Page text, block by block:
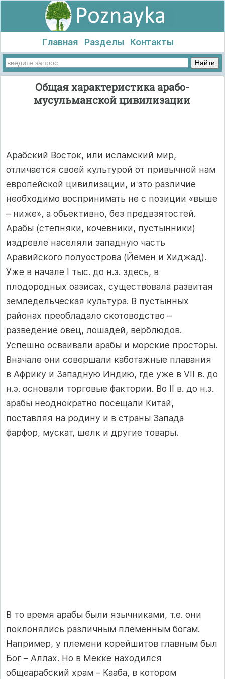
Главная Разделы Контакты
Общая характеристика арабо-
мусульманской цивилизации
Арабский Восток, или исламский мир,
отличается своей культурой от привычной нам
европейской цивилизации, и это различие
необходимо воспринимать не с позиции «выше
– ниже», а объективно, без предвзятостей.
Арабы (степняки, кочевники, пустынники)
издревле населяли западную часть
Аравийского полуострова (Йемен и Хиджад).
Уже в начале I тыс. до н.э. здесь, в
плодородных оазисах, существовала развитая
земледельческая культура. В пустынных
районах преобладало скотоводство –
разведение овец, лошадей, верблюдов.
Успешно осваивали арабы и морские просторы.
Вначале они совершали каботажные плавания
в Африку и Западную Индию, где уже в VII в. до
н.э. основали торговые фактории. Во II в. до н.э.
арабы неоднократно посещали Китай,
поставляя на родину и в страны Запада
фарфор, мускат, шелк и другие товары.
В то время арабы были язычниками, т.е. они
поклонялись различным племенным богам.
Например, у племени корейшитов главным был
Бог – Аллах. Но в Мекке находился
общеарабский храм – Кааба, в котором